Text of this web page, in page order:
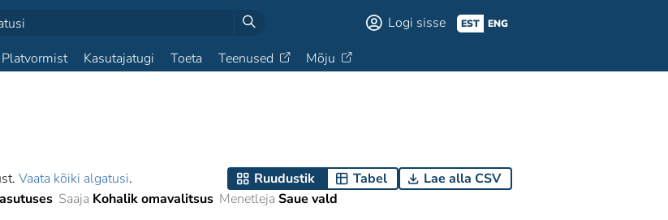
Logi sisse EST ENG
Platvormist Kasutajatugi Toeta Teenused Mõju
Vaata kõiki algatusi. Ruudustik Tabel
Lae alla CSV
Saaja Kohalik omavalitsus Menetleja Saue vald